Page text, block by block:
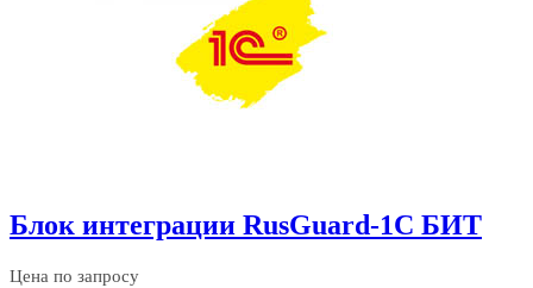
Блок интеграции RusGuard-1C БИТ
Цена по запросу